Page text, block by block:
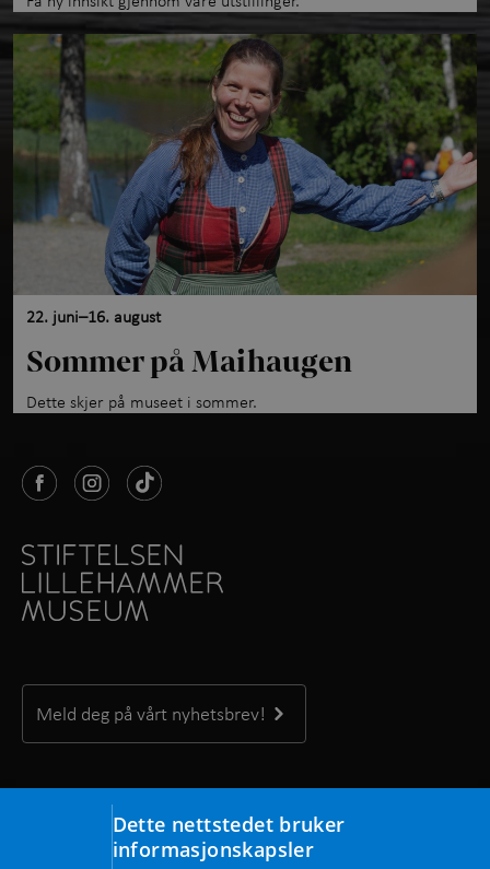
22. juni–16. august
Sommer på Maihaugen
Dette skjer på museet i sommer.
Meld deg på vårt nyhetsbrev!
Kontakt oss
Maihaugvegen 1, 2609 Lillehammer
Dette nettstedet bruker
informasjonskapsler